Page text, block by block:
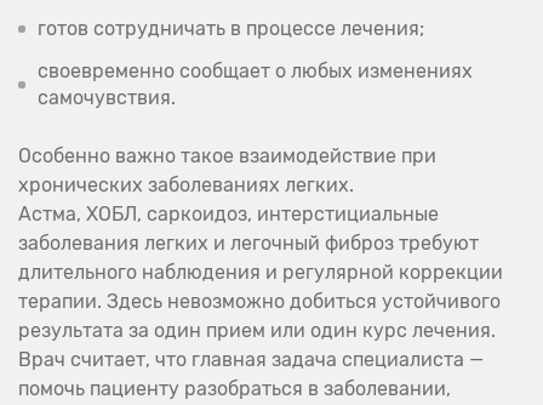
готов сотрудничать в процессе лечения;
своевременно сообщает о любых изменениях
самочувствия.
Особенно важно такое взаимодействие при
хронических заболеваниях легких.
Астма, ХОБЛ, саркоидоз, интерстициальные
заболевания легких и легочный фиброз требуют
длительного наблюдения и регулярной коррекции
терапии. Здесь невозможно добиться устойчивого
результата за один прием или один курс лечения.
Врач считает, что главная задача специалиста —
помочь пациенту разобраться в заболевании,